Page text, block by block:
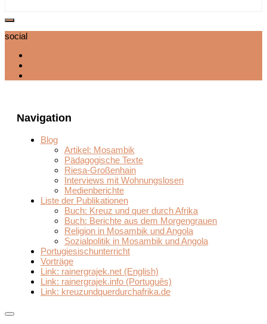
social
Navigation
Blog
Artikel: Mosambik
Pädagogische Texte
Riesa-Großenhain
Interviews mit Wohnungslosen
Medienberichte
Liste der Publikationen
Buch: Kreuz und quer durch Afrika
Buch: Berichte aus dem Morgengrauen
Religion in Mosambik und Angola
Sozialpolitik in Mosambik und Angola
Portugiesischunterricht
Vorträge
Link: rainergrajek.net (English)
Link: rainergrajek.info (Português)
Link: kreuzundquerdurchafrika.de